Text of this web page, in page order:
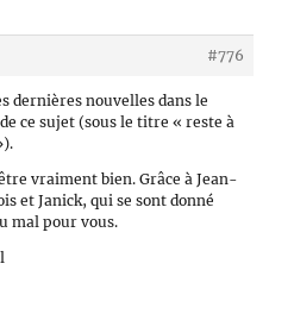
#776
dernières nouvelles dans le
ce sujet (sous le titre « reste à
vraiment bien. Grâce à Jean-
et Janick, qui se sont donné
mal pour vous.